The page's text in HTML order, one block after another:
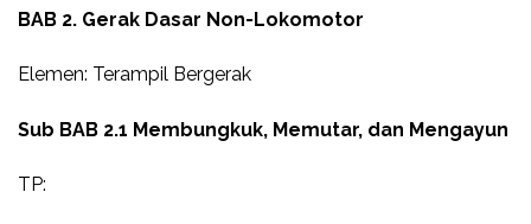
BAB 2. Gerak Dasar Non-Lokomotor
Elemen: Terampil Bergerak
Sub BAB 2.1 Membungkuk, Memutar, dan Mengayun
TP: